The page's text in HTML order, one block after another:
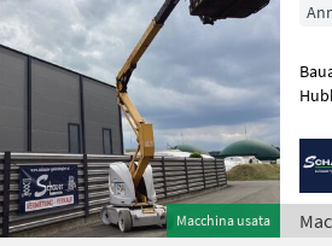
Macchina usata
Hubhöhe: